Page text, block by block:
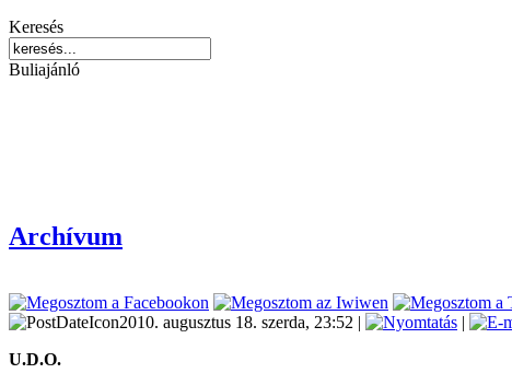
Keresés
Buliajánló
Archívum
2010. augusztus 18. szerda, 23:52 |
|
U.D.O.